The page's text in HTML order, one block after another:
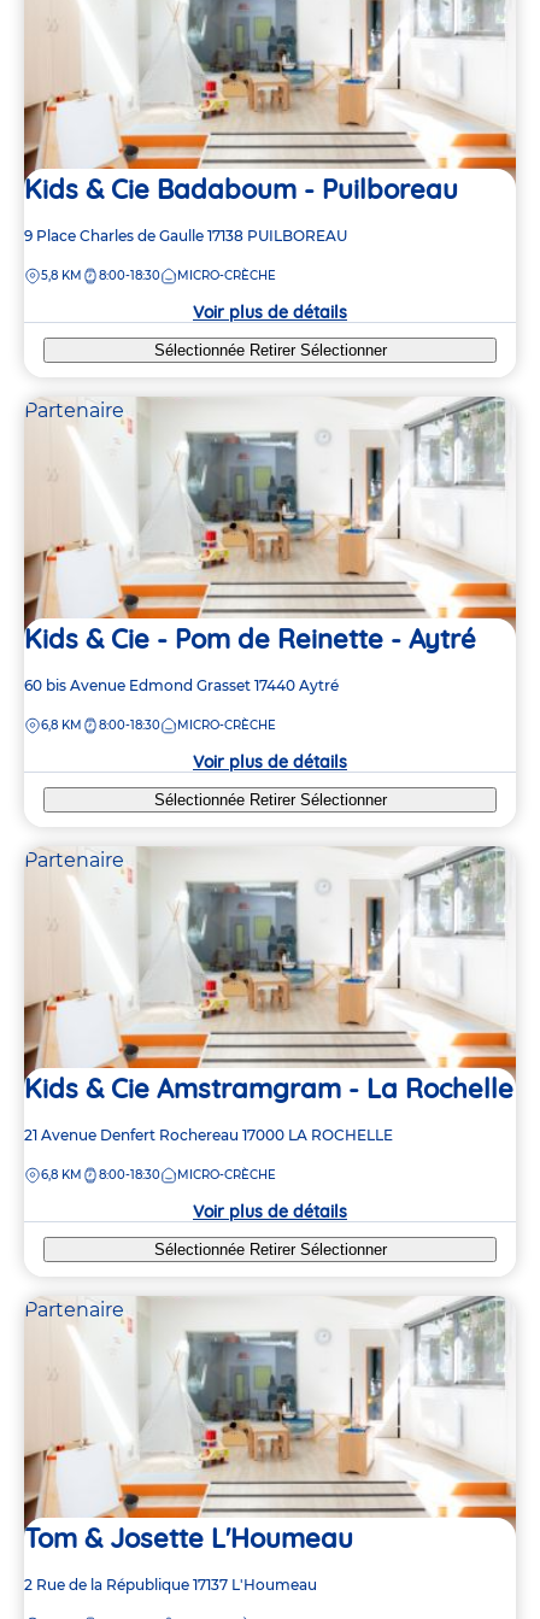
Kids & Cie Badaboum - Puilboreau
Adresse
la
9 Place Charles de Gaulle 17138 PUILBOREAU
DISTANCE
5,8 KM 8:00-18:30 MICRO-CRÈCHE
Voir plus de détails
Sélectionnée Retirer Sélectionner
Partenaire
Kids & Cie - Pom de Reinette - Aytré
Adresse
la
60 bis Avenue Edmond Grasset 17440 Aytré
DISTANCE
6,8 KM 8:00-18:30 MICRO-CRÈCHE
Voir plus de détails
Sélectionnée Retirer Sélectionner
Partenaire
Kids & Cie Amstramgram - La Rochelle
Adresse
la
21 Avenue Denfert Rochereau 17000 LA ROCHELLE
DISTANCE
6,8 KM 8:00-18:30 MICRO-CRÈCHE
Voir plus de détails
Sélectionnée Retirer Sélectionner
Partenaire
Tom & Josette L'Houmeau
Adresse
2 Rue de la République 17137 L'Houmeau